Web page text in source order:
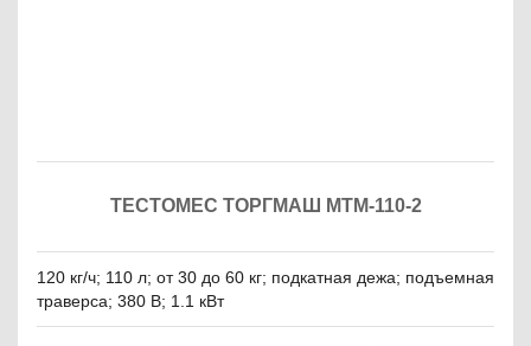
ТЕСТОМЕС ТОРГМАШ МТМ-110-2
120 кг/ч; 110 л; от 30 до 60 кг; подкатная дежа; подъемная
траверса; 380 В; 1.1 кВт